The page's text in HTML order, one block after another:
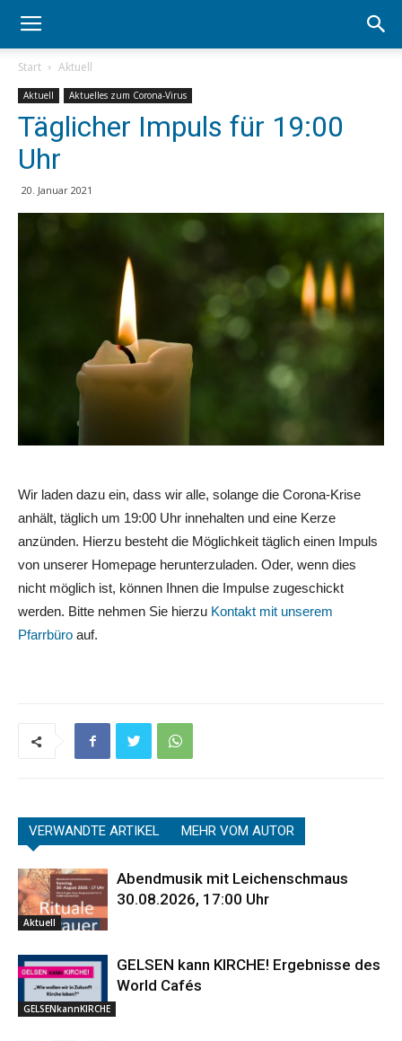
Start Aktuell
Aktuell Aktuelles zum Corona-Virus
Täglicher Impuls für 19:00
Uhr
20. Januar 2021
Wir laden dazu ein, dass wir alle, solange die Corona-Krise
anhält, täglich um 19:00 Uhr innehalten und eine Kerze
anzünden. Hierzu besteht die Möglichkeit täglich einen Impuls
von unserer Homepage herunterzuladen. Oder, wenn dies
nicht möglich ist, können Ihnen die Impulse zugeschickt
werden. Bitte nehmen Sie hierzu Kontakt mit unserem
Pfarrbüro auf.
VERWANDTE ARTIKEL MEHR VOM AUTOR
Aktuell
Abendmusik mit Leichenschmaus
30.08.2026, 17:00 Uhr
GELSENkannKIRCHE
GELSEN kann KIRCHE! Ergebnisse des
World Cafés